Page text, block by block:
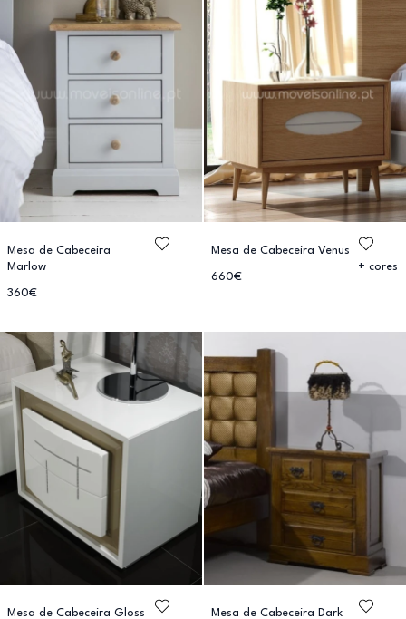
Mesa de Cabeceira
Marlow
360€
Mesa de Cabeceira Venus
660€
+ cores
Mesa de Cabeceira Gloss Mesa de Cabeceira Dark